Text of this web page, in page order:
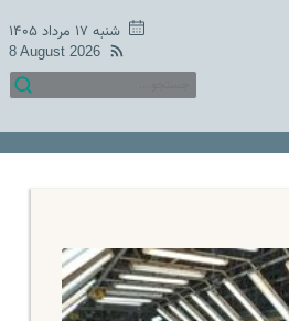
شنبه ۱۷ مرداد ۱۴۰۵
8 August 2026